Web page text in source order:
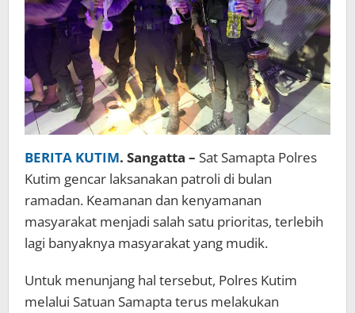
BERITA KUTIM. Sangatta – Sat Samapta Polres
Kutim gencar laksanakan patroli di bulan
ramadan. Keamanan dan kenyamanan
masyarakat menjadi salah satu prioritas, terlebih
lagi banyaknya masyarakat yang mudik.
Untuk menunjang hal tersebut, Polres Kutim
melalui Satuan Samapta terus melakukan